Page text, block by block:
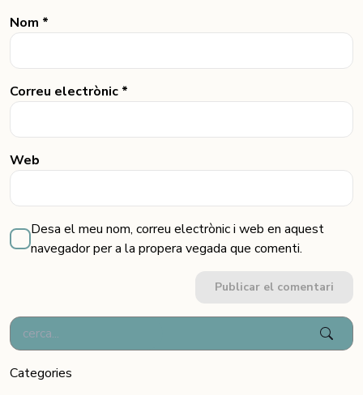
Nom *
Correu electrònic *
Web
Desa el meu nom, correu electrònic i web en aquest
navegador per a la propera vegada que comenti.
Publicar el comentari
Categories